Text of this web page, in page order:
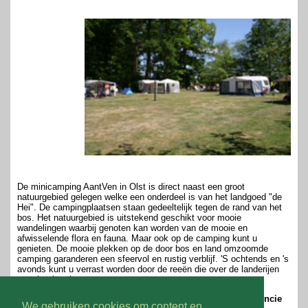
De minicamping AantVen in Olst is direct naast een groot
natuurgebied gelegen welke een onderdeel is van het landgoed "de
Hei". De campingplaatsen staan gedeeltelijk tegen de rand van het
bos. Het natuurgebied is uitstekend geschikt voor mooie
wandelingen waarbij genoten kan worden van de mooie en
afwisselende flora en fauna. Maar ook op de camping kunt u
genieten. De mooie plekken op de door bos en land omzoomde
camping garanderen een sfeervol en rustig verblijf. 'S ochtends en 's
avonds kunt u verrast worden door de reeën die over de landerijen
naar het bos lopen.
Wilt u ook meer weten over deze minicamping in de provincie